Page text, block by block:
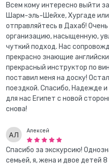
Всем кому интересно выйти
Шарм-эль-Шейхе, Хургаде
отправляйтесь в Дахаб!
организацию, насыщенную,
чуткий подход. Нас
прекрасно знающие
прекрасный инструктор по
поставил меня на доску!
поездкой. Спасибо, Надежде
для нас Египет с новой
снова!
Алексей
Спасибо за экскурсию!
семьей, я, жена и двое детей